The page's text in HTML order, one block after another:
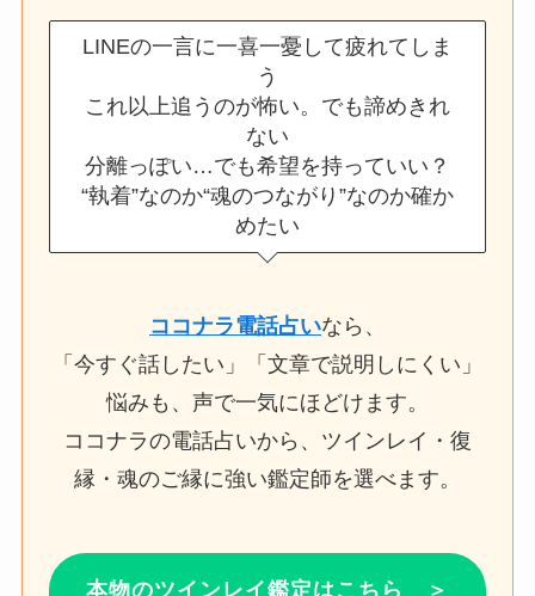
LINEの一言に一喜一憂して疲れてしま
う
これ以上追うのが怖い。でも諦めきれ
ない
分離っぽい…でも希望を持っていい？
“執着”なのか“魂のつながり”なのか確か
めたい
ココナラ電話占いなら、
「今すぐ話したい」「文章で説明しにくい」
悩みも、声で一気にほどけます。
ココナラの電話占いから、ツインレイ・復
縁・魂のご縁に強い鑑定師を選べます。
本物のツインレイ鑑定はこちら ＞